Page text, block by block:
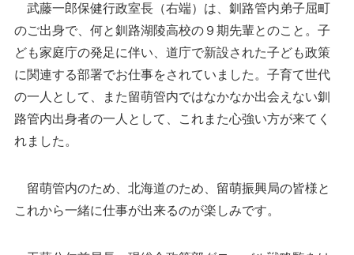
武藤一郎保健行政室長（右端）は、釧路管内弟子屈町
のご出身で、何と釧路湖陵高校の９期先輩とのこと。子
ども家庭庁の発足に伴い、道庁で新設された子ども政策
に関連する部署でお仕事をされていました。子育て世代
の一人として、また留萌管内ではなかなか出会えない釧
路管内出身者の一人として、これまた心強い方が来てく
れました。
留萌管内のため、北海道のため、留萌振興局の皆様と
これから一緒に仕事が出来るのが楽しみです。